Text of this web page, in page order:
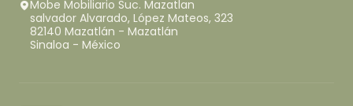
Mobe Mobiliario Suc. Mazatlan
salvador Alvarado, López Mateos, 323
82140 Mazatlán - Mazatlán
Sinaloa - México